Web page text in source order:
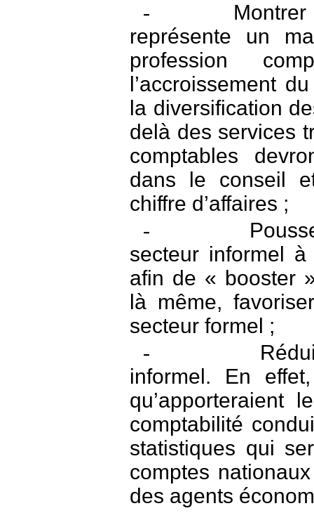
-
représente un
profession
l’accroissement
la diversification
delà des services
comptables
dans le conseil
chiffre d’affaires ;
-
secteur informel
afin de « booster
là même,
secteur formel ;
-
informel. En
qu’apporteraient
comptabilité
statistiques qui
comptes
des agents